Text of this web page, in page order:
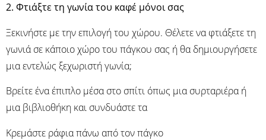
2. Φτιάξτε τη γωνία του καφέ μόνοι σας
Ξεκινήστε με την επιλογή του χώρου. Θέλετε να φτιάξετε τη
γωνιά σε κάποιο χώρο του πάγκου σας ή θα δημιουργήσετε
μια εντελώς ξεχωριστή γωνία;
Βρείτε ένα έπιπλο μέσα στο σπίτι όπως μια συρταριέρα ή
μια βιβλιοθήκη και συνδυάστε τα
Κρεμάστε ράφια πάνω από τον πάγκο